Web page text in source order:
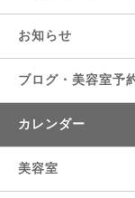
お知らせ
ブログ・美容室予
カレンダー
美容室